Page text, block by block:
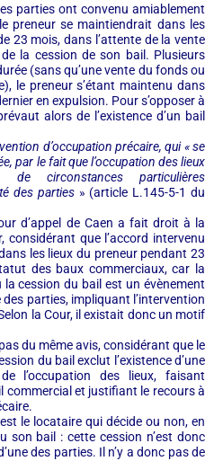
parties ont convenu amiablement
preneur se maintiendrait dans les
23 mois, dans l’attente de la vente
la cession de son bail. Plusieurs
(sans qu’une vente du fonds ou
le preneur s’étant maintenu dans
en expulsion. Pour s’opposer à
alors de l’existence d’un bail
d’occupation précaire, qui « se
par le fait que l’occupation des lieux
de circonstances particulières
des parties » (article L.145-5-1 du
d’appel de Caen a fait droit à la
considérant que l’accord intervenu
les lieux du preneur pendant 23
des baux commerciaux, car la
cession du bail est un évènement
parties, impliquant l’intervention
la Cour, il existait donc un motif
du même avis, considérant que le
du bail exclut l’existence d’une
l’occupation des lieux, faisant
commercial et justifiant le recours à
le locataire qui décide ou non, en
son bail : cette cession n’est donc
des parties. Il n’y a donc pas de